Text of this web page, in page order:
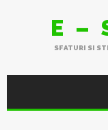
E –
SFATURI SI